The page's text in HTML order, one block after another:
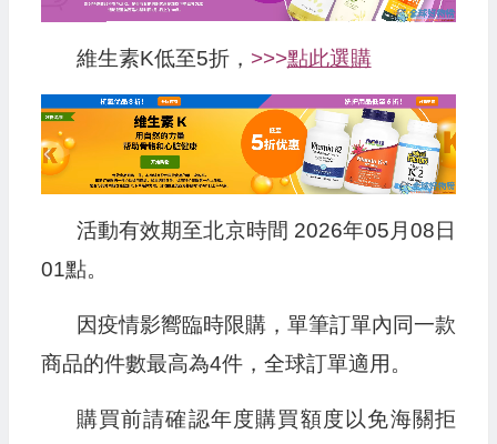
維生素K低至5折， >>>點此選購
活動有效期至北京時間 2026年05月08日
01點。
因疫情影嚮臨時限購，單筆訂單內同一款
商品的件數最高為4件，全球訂單適用。
購買前請確認年度購買額度以免海關拒